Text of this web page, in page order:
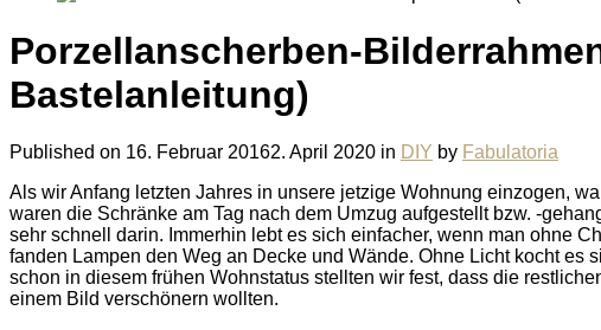
Porzellanscherben-
Bastelanleitung)
Published on 16. Februar 20162. April 2020 in DIY by Fabulatoria
Als wir Anfang letzten Jahres in unsere jetzige Wohnung einzogen,
waren die Schränke am Tag nach dem Umzug aufgestellt bzw. -
sehr schnell darin. Immerhin lebt es sich einfacher, wenn man ohne
fanden Lampen den Weg an Decke und Wände. Ohne Licht kocht es
schon in diesem frühen Wohnstatus stellten wir fest, dass die
einem Bild verschönern wollten.